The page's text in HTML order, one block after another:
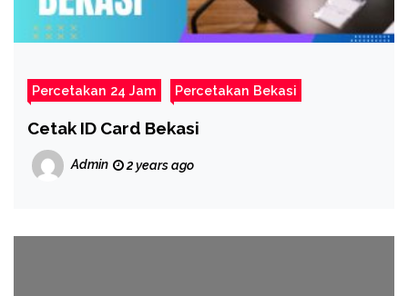
Percetakan 24 Jam Percetakan Bekasi
Cetak ID Card Bekasi
Admin 2 years ago